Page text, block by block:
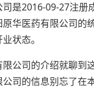
是2016-09-27注
华医药有限公司的
状态。
公司的介绍就聊到
司的信息别忘了在